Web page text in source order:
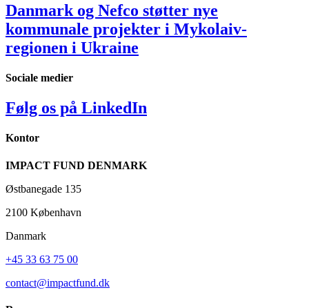
Danmark og Nefco støtter nye
kommunale projekter i Mykolaiv-
regionen i Ukraine
Sociale medier
Følg os på LinkedIn
Kontor
IMPACT FUND DENMARK
Østbanegade 135
2100 København
Danmark
+45 33 63 75 00
contact@impactfund.dk